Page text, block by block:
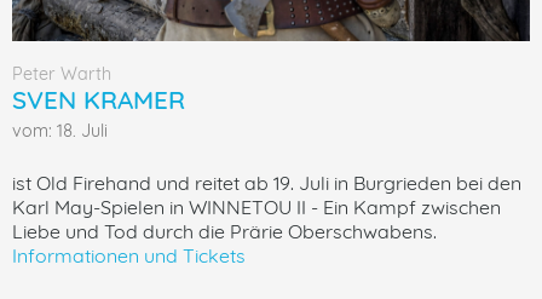
Peter Warth
SVEN KRAMER
vom: 18. Juli
ist Old Firehand und reitet ab 19. Juli in Burgrieden bei den
Karl May-Spielen in WINNETOU II - Ein Kampf zwischen
Liebe und Tod durch die Prärie Oberschwabens.
Informationen und Tickets